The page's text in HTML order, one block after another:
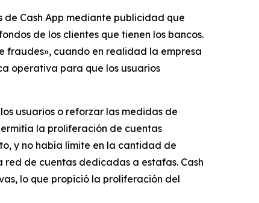
Cash App mediante publicidad que
de los clientes que tienen los bancos.
fraudes», cuando en realidad la empresa
operativa para que los usuarios
usuarios o reforzar las medidas de
la proliferación de cuentas
y no había límite en la cantidad de
de cuentas dedicadas a estafas. Cash
lo que propició la proliferación del